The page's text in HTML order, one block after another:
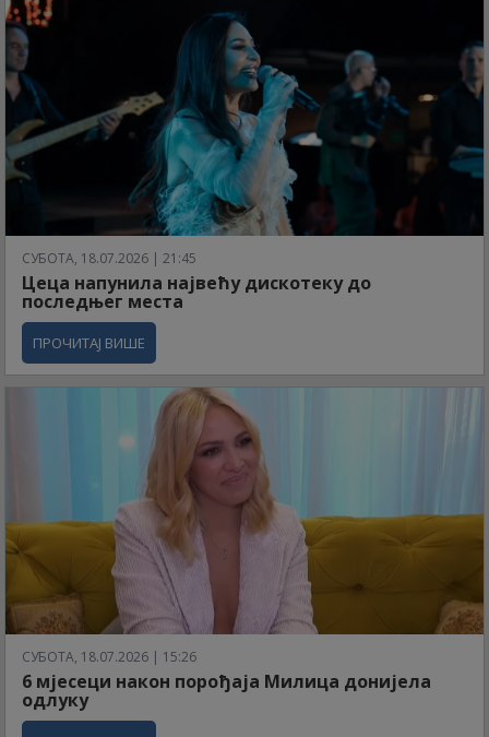
СУБОТА, 18.07.2026 | 21:45
Цеца напунила највећу дискотеку до
последњег места
ПРОЧИТАЈ ВИШЕ
СУБОТА, 18.07.2026 | 15:26
6 мјесеци након порођаја Милица донијела
одлуку